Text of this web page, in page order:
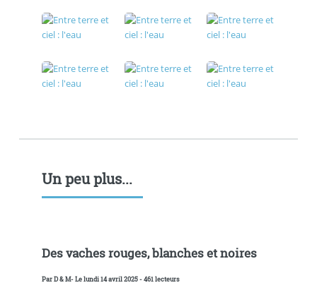
Un peu plus...
Des vaches rouges, blanches et noires
ParD & M- Le lundi 14 avril 2025 - 461 lecteurs